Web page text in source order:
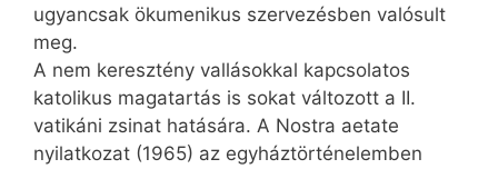
ugyancsak ökumenikus szervezésben valósult
meg.
A nem keresztény vallásokkal kapcsolatos
katolikus magatartás is sokat változott a II.
vatikáni zsinat hatására. A Nostra aetate
nyilatkozat (1965) az egyháztörténelemben